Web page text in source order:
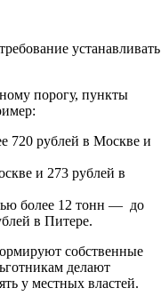
порогу, пункты
720 рублей в Москве и
и 273 рублей в
более 12 тонн — до
в Питере.
собственные
делают
у местных властей.